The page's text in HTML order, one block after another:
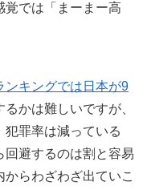
では「まーまー高
ンキングでは日本が9
かは難しいですが、
犯罪率は減っている
回避するのは割と容易
らわざわざ出ていこ